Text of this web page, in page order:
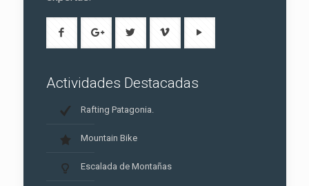
Actividades Destacadas
Rafting Patagonia.
Mountain Bike
Escalada de Montañas